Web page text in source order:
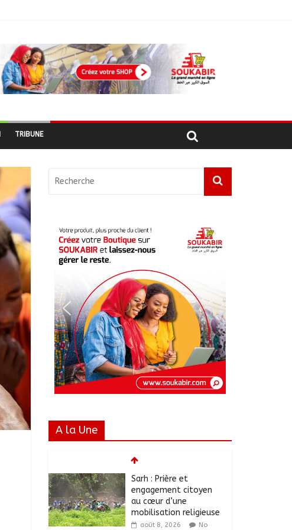
أبشي: الرئيس الولائي للحزب الإصلاحي بولاية وداي يطالب الحكومة بمعالجة أزمة المياه والوقود وغاز الطهي.
TRIBUNE
A la Une
Sarh : Prière et
engagement citoyen
au cœur d’une
mobilisation religieuse
août 8, 2026
No